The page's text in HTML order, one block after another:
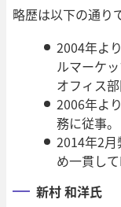
略歴は以下の通り
2004年よ
ルマーケ
オフィス
2006年よ
務に従事。
2014年2
め一貫し
新村 和洋氏